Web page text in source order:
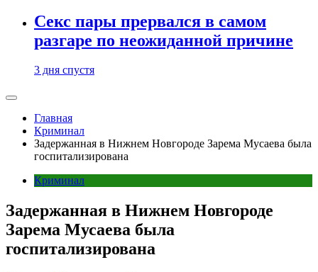
Секс пары прервался в самом
разгаре по неожиданной причине
3 дня спустя
Главная
Криминал
Задержанная в Нижнем Новгороде Зарема Мусаева была
госпитализирована
Криминал
Задержанная в Нижнем Новгороде
Зарема Мусаева была
госпитализирована